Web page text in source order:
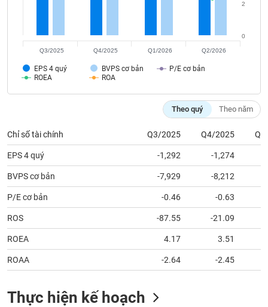
EPS 4 quý BVPS cơ bản
P/E cơ bản
ROEA
ROA
0
2
Q3/2025 Q4/2025 Q1/2026 Q2/2026
Theo quý Theo năm
Chỉ số tài chính Q3/2025 Q4/2025
EPS 4 quý -1,292 -1,274
BVPS cơ bản -7,929 -8,212
P/E cơ bản -0.46 -0.63
ROS -87.55 -21.09
ROEA 4.17 3.51
ROAA -2.64 -2.45
Thực hiện kế hoạch